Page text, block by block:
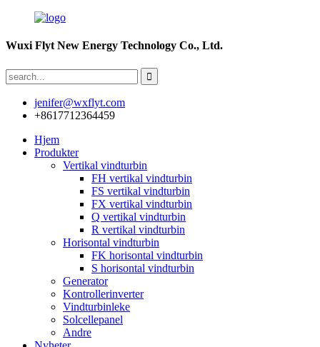
Wuxi Flyt New Energy Technology Co., Ltd.
jenifer@wxflyt.com
+8617712364459
Hjem
Produkter
Vertikal vindturbin
FH vertikal vindturbin
FS vertikal vindturbin
FX vertikal vindturbin
Q vertikal vindturbin
R vertikal vindturbin
Horisontal vindturbin
FK horisontal vindturbin
S horisontal vindturbin
Generator
Kontrollerinverter
Vindturbinleke
Solcellepanel
Andre